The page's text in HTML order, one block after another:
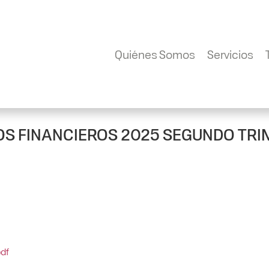
Quiénes Somos Servicios
FINANCIEROS 2025 SEGUNDO